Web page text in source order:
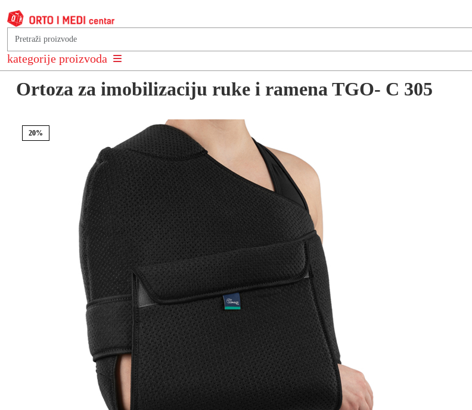
kategorije proizvoda
Natrag na: Ortoze i steznici za rame, nadlakticu i lakat
Ortoza za imobilizaciju ruke i ramena TGO- C 305
20%